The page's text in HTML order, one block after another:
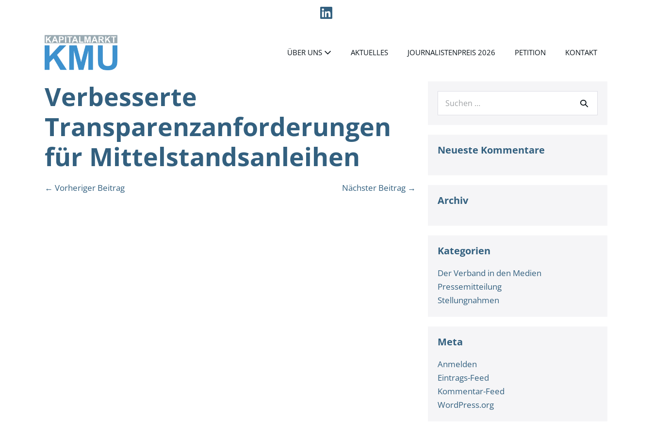
ÜBER UNS AKTUELLES JOURNALISTENPREIS 2026 PETITION KONTAKT
Verbesserte
Transparenzanforderungen
für Mittelstandsanleihen
Beitragsnavigation
← Vorheriger Beitrag Nächster Beitrag →
Suche
Neueste Kommentare
Archiv
Kategorien
Der Verband in den Medien
Pressemitteilung
Stellungnahmen
Meta
Anmelden
Eintrags-Feed
Kommentar-Feed
WordPress.org